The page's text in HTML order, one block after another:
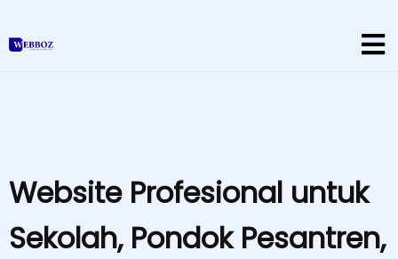
Website Profesional untuk
Sekolah, Pondok Pesantren,